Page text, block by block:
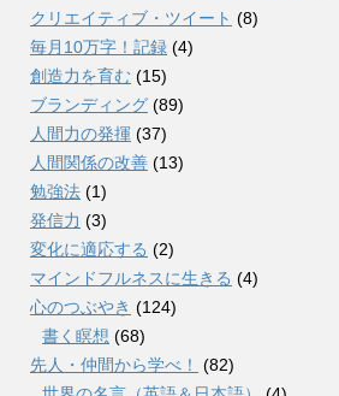
クリエイティブ・ツイート (8)
毎月10万字！記録 (4)
創造力を育む (15)
ブランディング (89)
人間力の発揮 (37)
人間関係の改善 (13)
勉強法 (1)
発信力 (3)
変化に適応する (2)
マインドフルネスに生きる (4)
心のつぶやき (124)
書く瞑想 (68)
先人・仲間から学べ！
(82)